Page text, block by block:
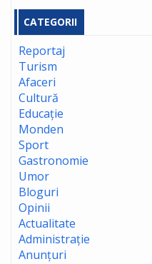
CATEGORII
Reportaj
Turism
Afaceri
Cultură
Educație
Monden
Sport
Gastronomie
Umor
Bloguri
Opinii
Actualitate
Administrație
Anunțuri